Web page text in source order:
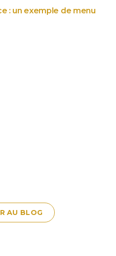
: un exemple de menu
AU BLOG